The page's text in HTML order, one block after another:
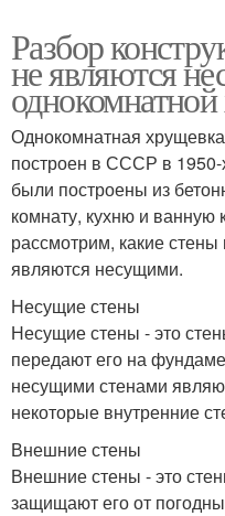
Разбор
не являются
Однокомнатная
построен в СССР в 1950-
были построены из
комнату, кухню и ванную
рассмотрим, какие
являются несущими.
Несущие стены
Несущие стены - это
передают его на
несущими стенами
некоторые внутренние
Внешние стены
Внешние стены - это
защищают его от